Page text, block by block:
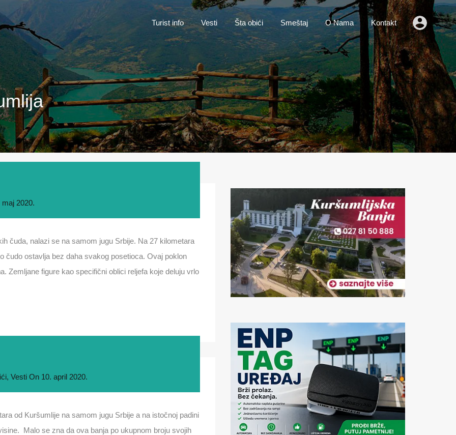
Turist info Vesti Šta obići Smeštaj O Nama Kontakt
Turist info Vesti Šta obići Smeštaj O Nama Kontakt
maj 2020.
čuda, nalazi se na samom jugu Srbije. Na 27 kilometara
čudo ostavlja bez daha svakog posetioca. Ovaj poklon
Zemljane figure kao specifični oblici reljefa koje deluju vrlo
, Vesti On 10. april 2020.
od Kuršumlije na samom jugu Srbije a na istočnoj padini
Malo se zna da ova banja po ukupnom broju svojih